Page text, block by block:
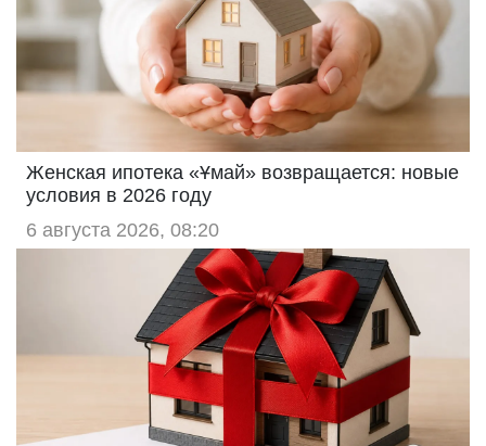
Женская ипотека «Ұмай» возвращается: новые
условия в 2026 году
6 августа 2026, 08:20